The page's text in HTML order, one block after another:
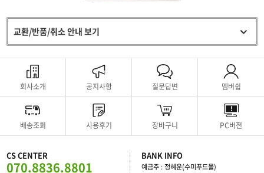
교환/반품/취소 안내 보기
회사소개 공지사항 질문답변 멤버쉽
배송조회 사용후기 장바구니 PC버전
CS CENTER
070.8836.8801
BANK INFO
예금주 : 정혜운(수미푸드몰)